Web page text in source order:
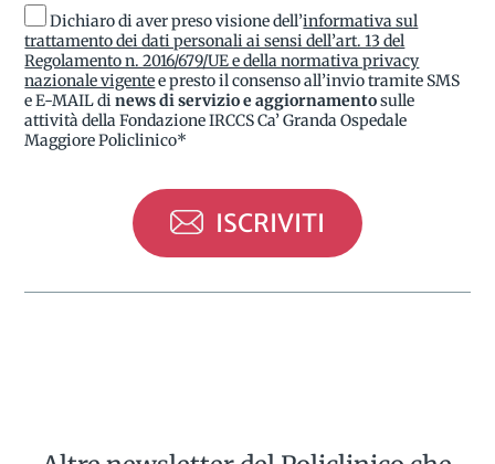
Dichiaro di aver preso visione dell’informativa sul
trattamento dei dati personali ai sensi dell’art. 13 del
Regolamento n. 2016/679/UE e della normativa privacy
nazionale vigentee presto il consenso all’invio tramite SMS
e E-MAIL dinews di servizio e aggiornamentosulle
attività della Fondazione IRCCS Ca’ Granda Ospedale
Maggiore Policlinico*
ISCRIVITI